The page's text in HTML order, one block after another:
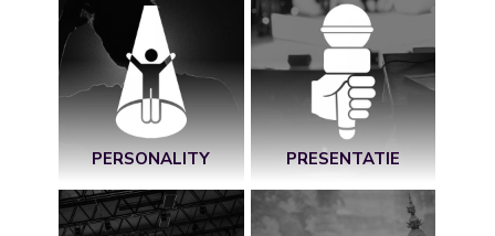
PERSONALITY PRESENTATIE